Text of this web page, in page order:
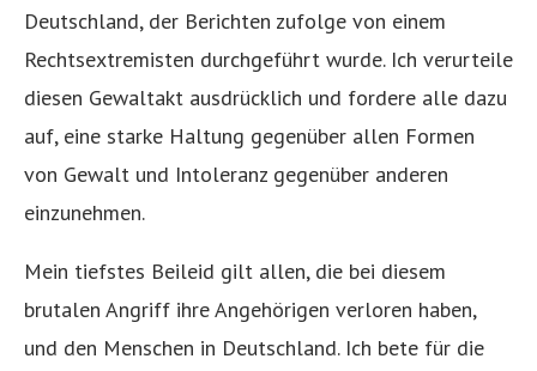
Deutschland, der Berichten zufolge von einem
Rechtsextremisten durchgeführt wurde. Ich verurteile
diesen Gewaltakt ausdrücklich und fordere alle dazu
auf, eine starke Haltung gegenüber allen Formen
von Gewalt und Intoleranz gegenüber anderen
einzunehmen.
Mein tiefstes Beileid gilt allen, die bei diesem
brutalen Angriff ihre Angehörigen verloren haben,
und den Menschen in Deutschland. Ich bete für die